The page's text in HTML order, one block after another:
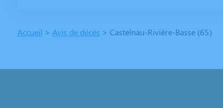
Accueil > Avis de décès > Castelnau-Rivière-Basse (65)